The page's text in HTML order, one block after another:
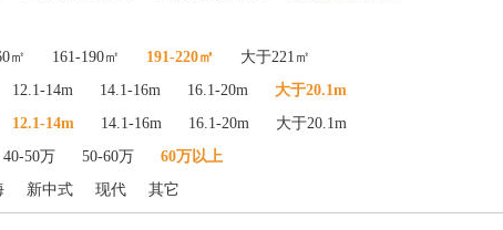
㎡ 161-190㎡ 191-220㎡
大于221㎡
12.1-14m 14.1-16m 16.1-20m
大于20.1m
12.1-14m 14.1-16m 16.1-20m
大于20.1m
40-50万 50-60万
60万以上
新中式 现代 其它